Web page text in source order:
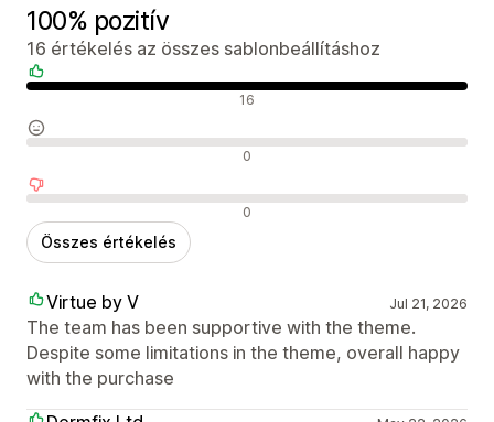
100% pozitív
16 értékelés az összes sablonbeállításhoz
Pozitív értékelések 16
Semleges értékelések 0
Negatív értékelések 0
Összes értékelés
Virtue by V Jul 21, 2026
The team has been supportive with the theme.
Despite some limitations in the theme, overall happy
with the purchase